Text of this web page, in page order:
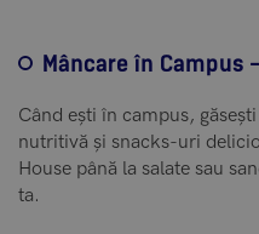
Mâncare în Campus
Când ești în campus,
nutritivă și snacks-uri
House până la salate sau
ta.